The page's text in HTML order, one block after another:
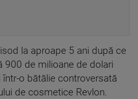
la aproape 5 ani după ce
900 de milioane de dolari
o bătălie controversată
de cosmetice Revlon.